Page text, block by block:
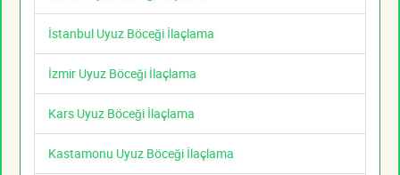
İstanbul Uyuz Böceği İlaçlama
İzmir Uyuz Böceği İlaçlama
Kars Uyuz Böceği İlaçlama
Kastamonu Uyuz Böceği İlaçlama